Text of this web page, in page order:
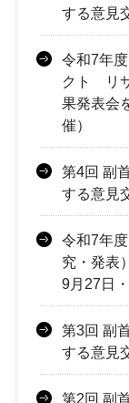
する意見
令和7年
クト リ
果発表会
催）
第4回 副
する意見
令和7年
究・発表
9月27日
第3回 副
する意見
第2回 副